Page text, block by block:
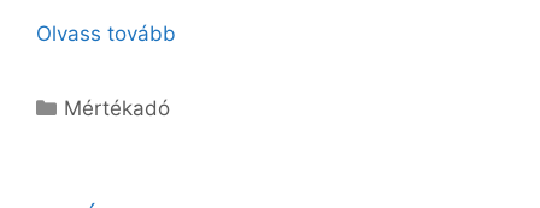
Olvass tovább
Kategória
Mértékadó